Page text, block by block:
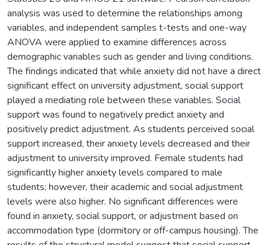
analysis was used to determine the relationships among
variables, and independent samples t-tests and one-way
ANOVA were applied to examine differences across
demographic variables such as gender and living conditions.
The findings indicated that while anxiety did not have a direct
significant effect on university adjustment, social support
played a mediating role between these variables. Social
support was found to negatively predict anxiety and
positively predict adjustment. As students perceived social
support increased, their anxiety levels decreased and their
adjustment to university improved. Female students had
significantly higher anxiety levels compared to male
students; however, their academic and social adjustment
levels were also higher. No significant differences were
found in anxiety, social support, or adjustment based on
accommodation type (dormitory or off-campus housing). The